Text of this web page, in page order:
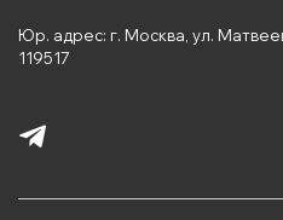
Юр. адрес: г. Москва, ул.
119517